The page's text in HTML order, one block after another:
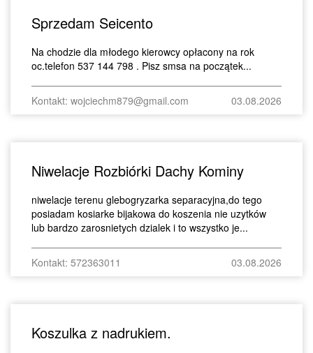
Sprzedam Seicento
Na chodzie dla młodego kierowcy opłacony na rok
oc.telefon 537 144 798 . Pisz smsa na początek...
Kontakt: wojciechm879@gmail.com 03.08.2026
Niwelacje Rozbiórki Dachy Kominy
niwelacje terenu glebogryzarka separacyjna,do tego
posiadam kosiarke bijakowa do koszenia nie uzytków
lub bardzo zarosnietych dzialek i to wszystko je...
Kontakt: 572363011 03.08.2026
Koszulka z nadrukiem.